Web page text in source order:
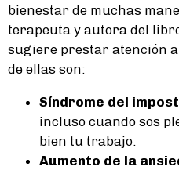
bienestar de muchas
terapeuta y autora del
sugiere prestar atención
de ellas son:
Síndrome del
incluso cuando sos
bien tu trabajo.
Aumento de la